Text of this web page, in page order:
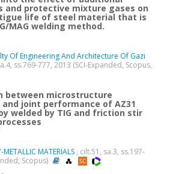
and protective mixture gases on
life of steel material that is
MAG welding method.
Of Engineering And Architecture Of Gazi
ss.769-777, 2013 (SCI-Expanded, Scopus,
between microstructure
joint performance of AZ31
welded by TIG and friction stir
MATERIALS , cilt.51, sa.3, ss.197-
Scopus)